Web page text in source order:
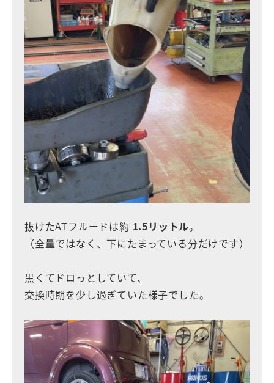
抜けたATフルードは約 1.5リットル。
（全量ではなく、下にたまっている分だけです）
黒くてドロっとしていて、
交換時期を少し過ぎていた様子でした。